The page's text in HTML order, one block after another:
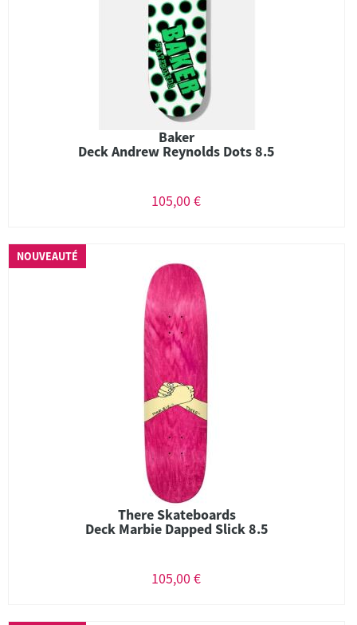
Baker
Deck Andrew Reynolds Dots 8.5
105,00 €
NOUVEAUTÉ
There Skateboards
Deck Marbie Dapped Slick 8.5
105,00 €